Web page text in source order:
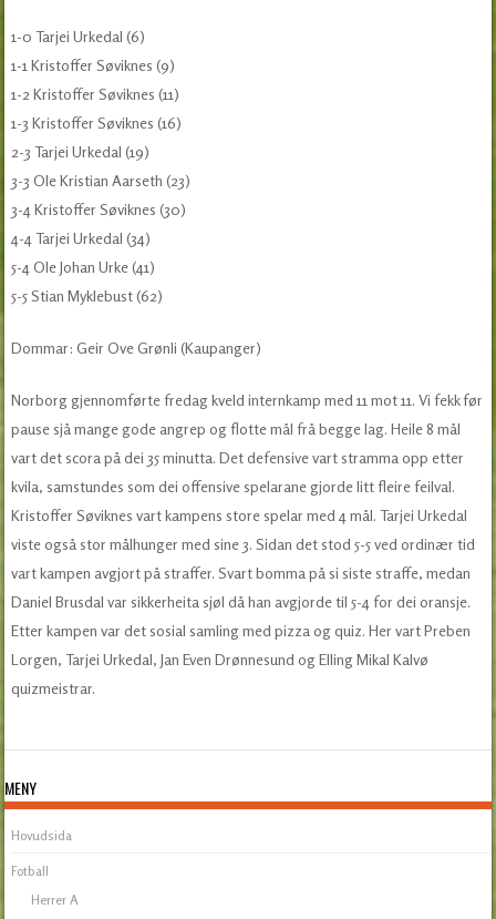
1-0 Tarjei Urkedal (6)
1-1 Kristoffer Søviknes (9)
1-2 Kristoffer Søviknes (11)
1-3 Kristoffer Søviknes (16)
2-3 Tarjei Urkedal (19)
3-3 Ole Kristian Aarseth (23)
3-4 Kristoffer Søviknes (30)
4-4 Tarjei Urkedal (34)
5-4 Ole Johan Urke (41)
5-5 Stian Myklebust (62)
Dommar: Geir Ove Grønli (Kaupanger)
Norborg gjennomførte fredag kveld internkamp med 11 mot 11. Vi fekk før
pause sjå mange gode angrep og flotte mål frå begge lag. Heile 8 mål
vart det scora på dei 35 minutta. Det defensive vart stramma opp etter
kvila, samstundes som dei offensive spelarane gjorde litt fleire feilval.
Kristoffer Søviknes vart kampens store spelar med 4 mål. Tarjei Urkedal
viste også stor målhunger med sine 3. Sidan det stod 5-5 ved ordinær tid
vart kampen avgjort på straffer. Svart bomma på si siste straffe, medan
Daniel Brusdal var sikkerheita sjøl då han avgjorde til 5-4 for dei oransje.
Etter kampen var det sosial samling med pizza og quiz. Her vart Preben
Lorgen, Tarjei Urkedal, Jan Even Drønnesund og Elling Mikal Kalvø
quizmeistrar.
MENY
Hovudsida
Fotball
Herrer A